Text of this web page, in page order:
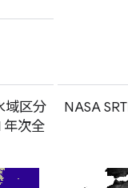
域区分
年次全
NASA